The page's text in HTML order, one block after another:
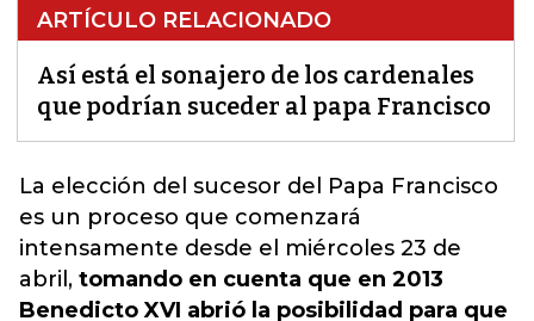
ARTÍCULO RELACIONADO
Así está el sonajero de los cardenales
que podrían suceder al papa Francisco
La elección del sucesor del Papa Francisco
es un proceso que comenzará
intensamente desde el miércoles 23 de
abril , tomando en cuenta que en 2013
Benedicto XVI abrió la posibilidad para que